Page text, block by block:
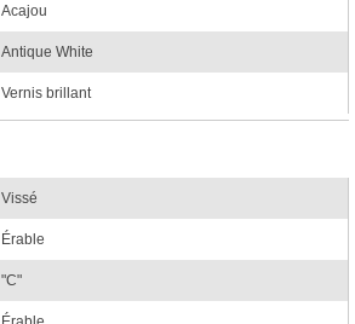
Acajou
Antique White
Vernis brillant
Vissé
Érable
"C"